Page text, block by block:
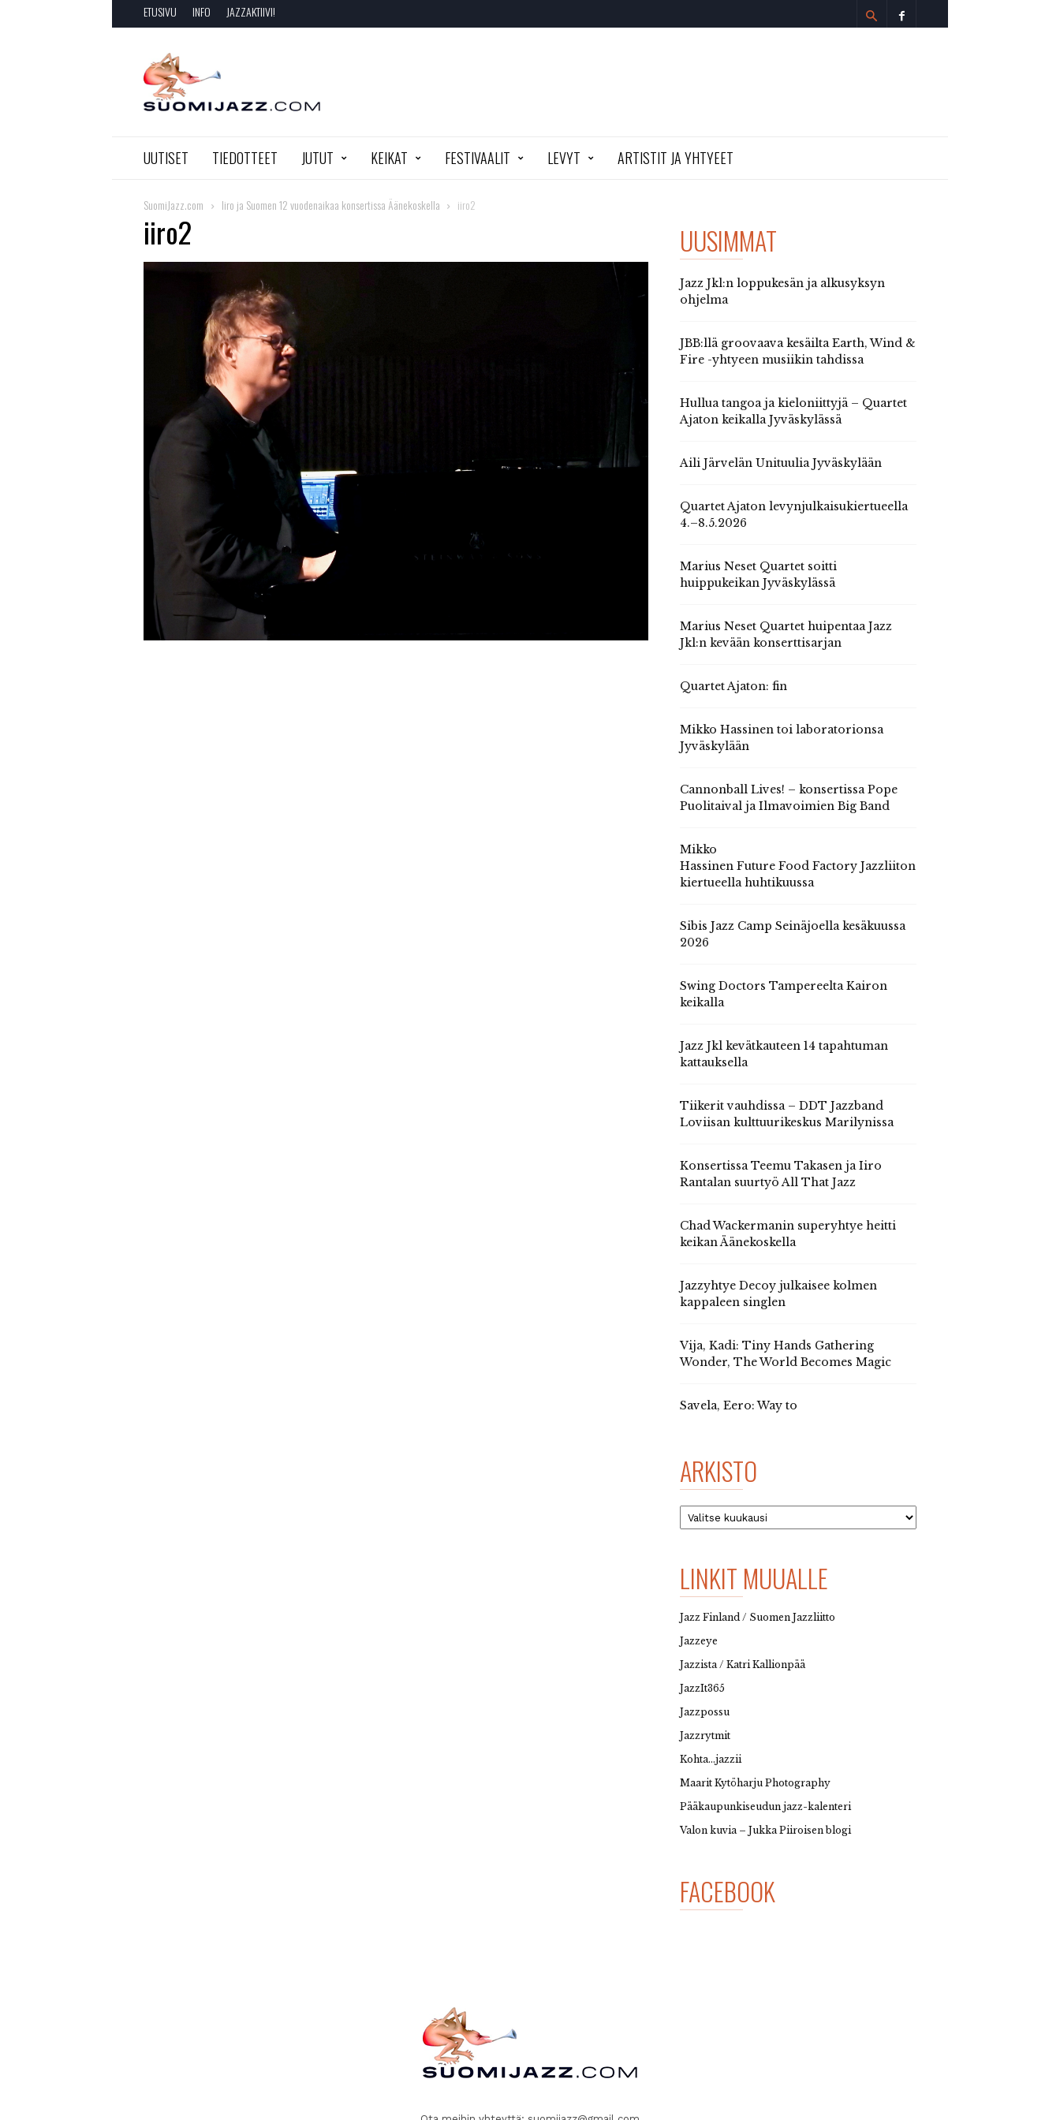
ETUSIVU INFO JAZZAKTIIVI!
SuomiJazz.com
UUTISET TIEDOTTEET JUTUT KEIKAT FESTIVAALIT LEVYT ARTISTIT JA YHTYEET
SuomiJazz.com Iiro ja Suomen 12 vuodenaikaa konsertissa Äänekoskella iiro2
iiro2 UUSIMMAT
Jazz Jkl:n loppukesän ja alkusyksyn
ohjelma
JBB:llä groovaava kesäilta Earth, Wind &
Fire -yhtyeen musiikin tahdissa
Hullua tangoa ja kieloniittyjä – Quartet
Ajaton keikalla Jyväskylässä
Aili Järvelän Unituulia Jyväskylään
Quartet Ajaton levynjulkaisukiertueella
4.–8.5.2026
Marius Neset Quartet soitti
huippukeikan Jyväskylässä
Marius Neset Quartet huipentaa Jazz
Jkl:n kevään konserttisarjan
Quartet Ajaton: fin
Mikko Hassinen toi laboratorionsa
Jyväskylään
Cannonball Lives! – konsertissa Pope
Puolitaival ja Ilmavoimien Big Band
Mikko
Hassinen Future Food Factory Jazzliiton
kiertueella huhtikuussa
Sibis Jazz Camp Seinäjoella kesäkuussa
2026
Swing Doctors Tampereelta Kairon
keikalla
Jazz Jkl kevätkauteen 14 tapahtuman
kattauksella
Tiikerit vauhdissa – DDT Jazzband
Loviisan kulttuurikeskus Marilynissa
Konsertissa Teemu Takasen ja Iiro
Rantalan suurtyö All That Jazz
Chad Wackermanin superyhtye heitti
keikan Äänekoskella
Jazzyhtye Decoy julkaisee kolmen
kappaleen singlen
Vija, Kadi: Tiny Hands Gathering
Wonder, The World Becomes Magic
Savela, Eero: Way to
ARKISTO
Arkisto
LINKIT MUUALLE
Jazz Finland / Suomen Jazzliitto
Jazzeye
Jazzista / Katri Kallionpää
JazzIt365
Jazzpossu
Jazzrytmit
Kohta…jazzii
Maarit Kytöharju Photography
Pääkaupunkiseudun jazz-kalenteri
Valon kuvia – Jukka Piiroisen blogi
FACEBOOK